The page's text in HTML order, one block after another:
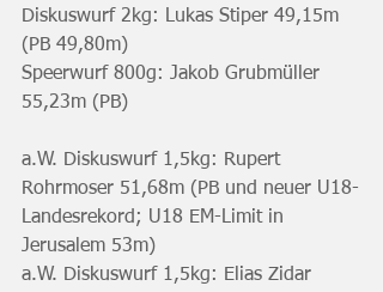
Diskuswurf 2kg: Lukas Stiper 49,15m
(PB 49,80m)
Speerwurf 800g: Jakob Grubmüller
55,23m (PB)
a.W. Diskuswurf 1,5kg: Rupert
Rohrmoser 51,68m (PB und neuer U18-
Landesrekord; U18 EM-Limit in
Jerusalem 53m)
a.W. Diskuswurf 1,5kg: Elias Zidar